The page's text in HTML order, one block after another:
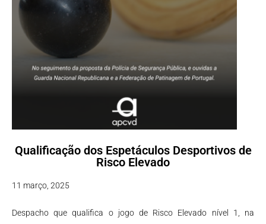
Qualificação dos Espetáculos Desportivos de
Risco Elevado
11 março, 2025
Despacho que qualifica o jogo de Risco Elevado nível 1, na